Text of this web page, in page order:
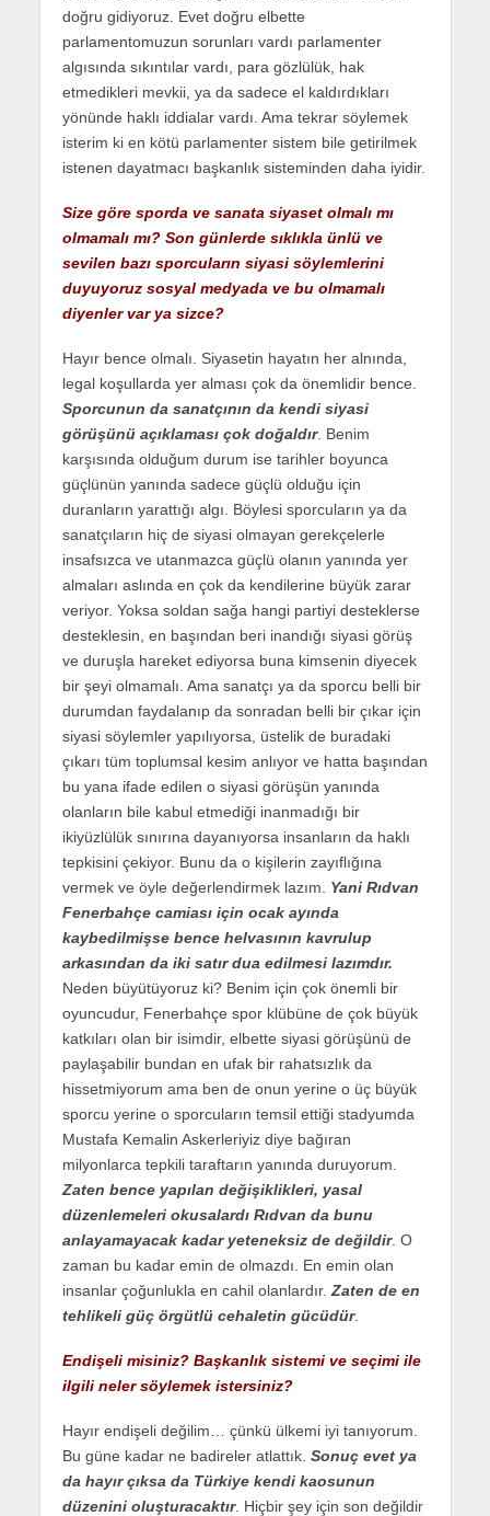
doğru gidiyoruz. Evet doğru elbette
parlamentomuzun sorunları vardı parlamenter
algısında sıkıntılar vardı, para gözlülük, hak
etmedikleri mevkii, ya da sadece el kaldırdıkları
yönünde haklı iddialar vardı. Ama tekrar söylemek
isterim ki en kötü parlamenter sistem bile getirilmek
istenen dayatmacı başkanlık sisteminden daha iyidir.
Size göre sporda ve sanata siyaset olmalı mı
olmamalı mı? Son günlerde sıklıkla ünlü ve
sevilen bazı sporcuların siyasi söylemlerini
duyuyoruz sosyal medyada ve bu olmamalı
diyenler var ya sizce?
Hayır bence olmalı. Siyasetin hayatın her alnında,
legal koşullarda yer alması çok da önemlidir bence.
Sporcunun da sanatçının da kendi siyasi
görüşünü açıklaması çok doğaldır. Benim
karşısında olduğum durum ise tarihler boyunca
güçlünün yanında sadece güçlü olduğu için
duranların yarattığı algı. Böylesi sporcuların ya da
sanatçıların hiç de siyasi olmayan gerekçelerle
insafsızca ve utanmazca güçlü olanın yanında yer
almaları aslında en çok da kendilerine büyük zarar
veriyor. Yoksa soldan sağa hangi partiyi desteklerse
desteklesin, en başından beri inandığı siyasi görüş
ve duruşla hareket ediyorsa buna kimsenin diyecek
bir şeyi olmamalı. Ama sanatçı ya da sporcu belli bir
durumdan faydalanıp da sonradan belli bir çıkar için
siyasi söylemler yapılıyorsa, üstelik de buradaki
çıkarı tüm toplumsal kesim anlıyor ve hatta başından
bu yana ifade edilen o siyasi görüşün yanında
olanların bile kabul etmediği inanmadığı bir
ikiyüzlülük sınırına dayanıyorsa insanların da haklı
tepkisini çekiyor. Bunu da o kişilerin zayıflığına
vermek ve öyle değerlendirmek lazım. Yani Rıdvan
Fenerbahçe camiası için ocak ayında
kaybedilmişse bence helvasının kavrulup
arkasından da iki satır dua edilmesi lazımdır.
Neden büyütüyoruz ki? Benim için çok önemli bir
oyuncudur, Fenerbahçe spor klübüne de çok büyük
katkıları olan bir isimdir, elbette siyasi görüşünü de
paylaşabilir bundan en ufak bir rahatsızlık da
hissetmiyorum ama ben de onun yerine o üç büyük
sporcu yerine o sporcuların temsil ettiği stadyumda
Mustafa Kemalin Askerleriyiz diye bağıran
milyonlarca tepkili taraftarın yanında duruyorum.
Zaten bence yapılan değişiklikleri, yasal
düzenlemeleri okusalardı Rıdvan da bunu
anlayamayacak kadar yeteneksiz de değildir. O
zaman bu kadar emin de olmazdı. En emin olan
insanlar çoğunlukla en cahil olanlardır. Zaten de en
tehlikeli güç örgütlü cehaletin gücüdür.
Endişeli misiniz? Başkanlık sistemi ve seçimi ile
ilgili neler söylemek istersiniz?
Hayır endişeli değilim… çünkü ülkemi iyi tanıyorum.
Bu güne kadar ne badireler atlattık. Sonuç evet ya
da hayır çıksa da Türkiye kendi kaosunun
düzenini oluşturacaktır. Hiçbir şey için son değildir